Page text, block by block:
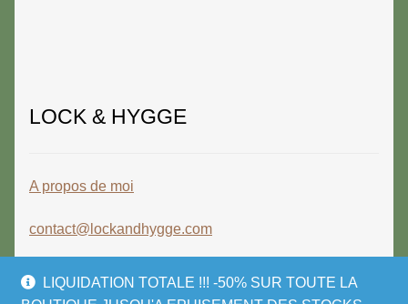
LIQUIDATION TOTALE !!! -50% SUR TOUTE LA
LOCK & HYGGE
A propos de moi
contact@lockandhygge.com